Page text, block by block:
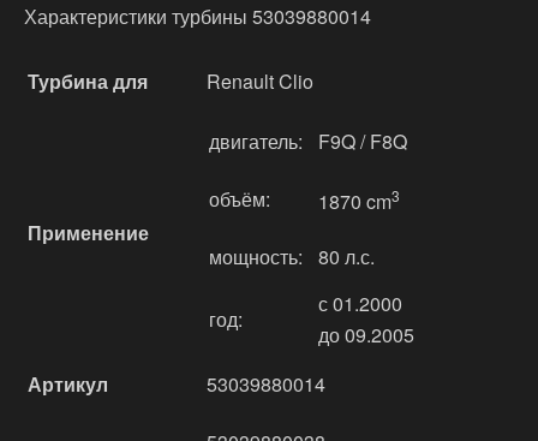
Характеристики турбины 53039880014
Турбина для Renault Clio
Применение
двигатель: F9Q / F8Q
объём: 1870 cm3
мощность: 80 л.с.
год:
с 01.2000
до 09.2005
Артикул
53039880014